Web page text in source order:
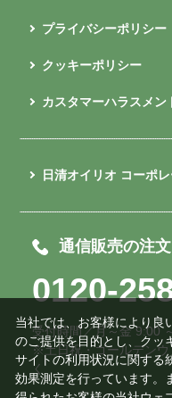
プライバシーポリシー
クッキーポリシー
カスタマーハラスメン
日清オイリオ コーポ
通信販売の注
0120-
受付時間／月～金 9:00
※土日祝・ゴールデンウ
く
当社では、お客様により良
のご提供を目的とし、クッ
サイトの利用状況に関する
効果測定を行っています。